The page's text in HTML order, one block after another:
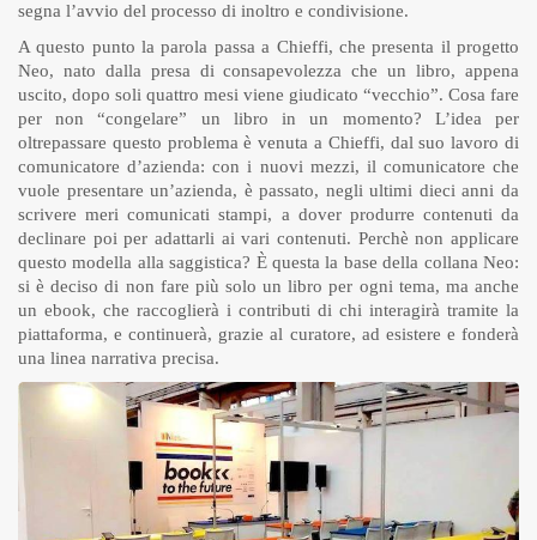
segna l’avvio del processo di inoltro e condivisione.
A questo punto la parola passa a Chieffi, che presenta il progetto
Neo, nato dalla presa di consapevolezza che un libro, appena
uscito, dopo soli quattro mesi viene giudicato “vecchio”. Cosa fare
per non “congelare” un libro in un momento? L’idea per
oltrepassare questo problema è venuta a Chieffi, dal suo lavoro di
comunicatore d’azienda: con i nuovi mezzi, il comunicatore che
vuole presentare un’azienda, è passato, negli ultimi dieci anni da
scrivere meri comunicati stampi, a dover produrre contenuti da
declinare poi per adattarli ai vari contenuti. Perchè non applicare
questo modella alla saggistica? È questa la base della collana Neo:
si è deciso di non fare più solo un libro per ogni tema, ma anche
un ebook, che raccoglierà i contributi di chi interagirà tramite la
piattaforma, e continuerà, grazie al curatore, ad esistere e fonderà
una linea narrativa precisa.